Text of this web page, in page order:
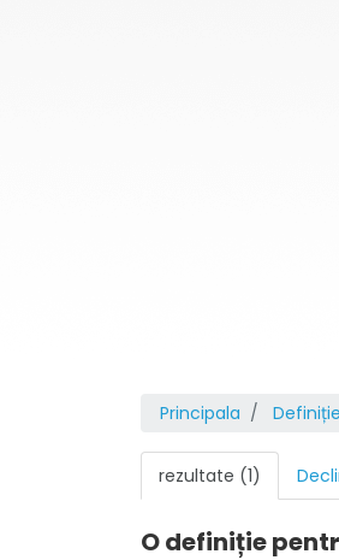
Principala Definiție
rezultate (1)
O definiție